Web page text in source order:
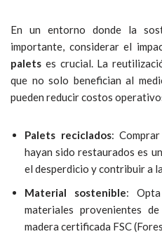
En un entorno donde la
importante, considerar el
palets es crucial. La
que no solo benefician al
pueden reducir costos
Palets reciclados:
hayan sido restaurados es
el desperdicio y contribuir a
Material sostenible:
materiales provenientes
madera certificada FSC